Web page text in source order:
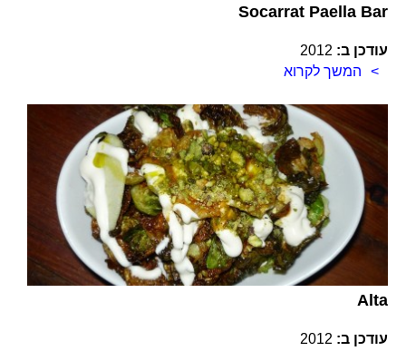
Socarrat Paella Bar
עודכן ב: 2012
המשך לקרוא
Alta
עודכן ב: 2012